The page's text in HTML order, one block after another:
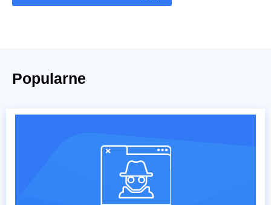
Popularne